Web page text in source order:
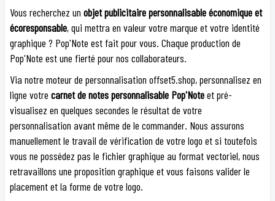
Vous recherchez un objet publicitaire personnalisable économique et
écoresponsable, qui mettra en valeur votre marque et votre identité
graphique ? Pop'Note est fait pour vous. Chaque production de
Pop'Note est une fierté pour nos collaborateurs.
Via notre moteur de personnalisation offset5.shop, personnalisez en
ligne votre carnet de notes personnalisable Pop'Noteet pré-
visualisez en quelques secondes le résultat de votre
personnalisation avant même de le commander. Nous assurons
manuellement le travail de vérification de votre logo et si toutefois
vous ne possédez pas le fichier graphique au format vectoriel, nous
retravaillons une proposition graphique et vous faisons valider le
placement et la forme de votre logo.